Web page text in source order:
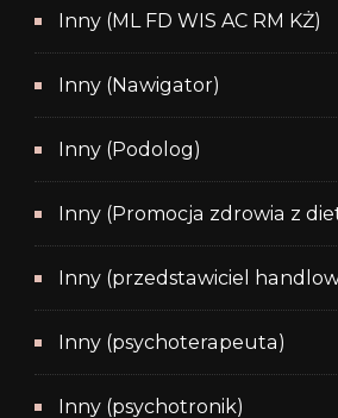
Inny (ML FD WIS AC RM KŻ)
Inny (Nawigator)
Inny (Podolog)
Inny (Promocja zdrowia z
Inny (przedstawiciel
Inny (psychoterapeuta)
Inny (psychotronik)